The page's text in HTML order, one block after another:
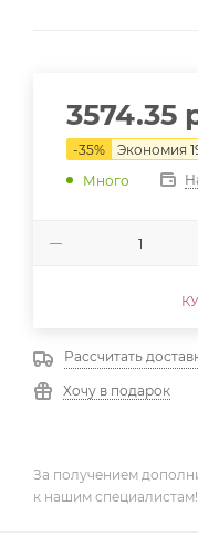
3574.35
-35% Экономия
Много
Рассчитать
Хочу в подарок
За получением
к нашим специалистам!